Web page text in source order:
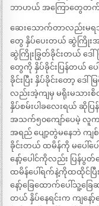
ဘာဟယ် အကြောတွေတ
ဆေးသောက်တာလည်းမရ
တွေ နှိပ်ပေးတယ် ဆွဲကြိုး
ဆွဲကြိုးခြွတ်ခိုင်းတယ် ဒေါ်မ
တွေကို နှိပ်ခိုင်းပြန်တယ်
ခိုင်းပြီး နှိပ်ခိုင်းတော့ ဒ
လည်းအဲ့ကျမှ မရိုးမသားစိ
နှိပ်စမ်းပါခလေးရယ် ဆိုပ
အသက်၅၀ကျော်ပေမဲ့ လူက
အရည် ပျော့တွဲမနေဘဲ ကျ
ခိုင်းတယ် ထမိန်ကို မပေါ်ပ
နော့်ပေါင်ကိုလည်း ပြန်
ထမိန်ပေါ်ရက်နဲ့ကိုထထိုင်ပြီ
နော့်ခြေထောက်ပေါ်သူ့ခြ
တယ် နှိပ်နေရင်းက ကျနော့်